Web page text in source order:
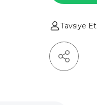
Tavsiye Et